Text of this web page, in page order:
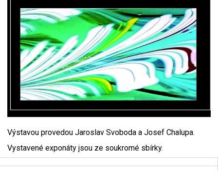
Výstavou provedou Jaroslav Svoboda a Josef Chalupa.
Vystavené exponáty jsou ze soukromé sbírky.